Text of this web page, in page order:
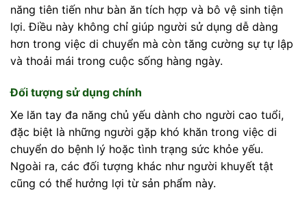
năng tiên tiến như bàn ăn tích hợp và bô vệ sinh tiện
lợi. Điều này không chỉ giúp người sử dụng dễ dàng
hơn trong việc di chuyển mà còn tăng cường sự tự lập
và thoải mái trong cuộc sống hàng ngày.
Đối tượng sử dụng chính
Xe lăn tay đa năng chủ yếu dành cho người cao tuổi,
đặc biệt là những người gặp khó khăn trong việc di
chuyển do bệnh lý hoặc tình trạng sức khỏe yếu.
Ngoài ra, các đối tượng khác như người khuyết tật
cũng có thể hưởng lợi từ sản phẩm này.